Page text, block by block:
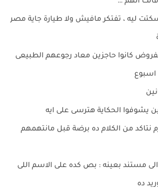
ليه ، تفتكر مافيش ولا طيارة جاية مصر
كانوا حاجزين معاد رجوعهم الطبيعى
اسبوع
يشوفوا الحكاية هترسى على ايه
نتاكد من الكلام ده برضة قبل مانتهمهم
مستند بعينه : بص كده على الاسم اللى
ده